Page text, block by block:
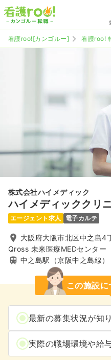
看護roo![カンゴルー] 看護roo!
株式会社ハイメディック
ハイメディッククリ
エージェント求人 電子カルテ
大阪府大阪市北区中之島
Qross 未来医療MEDセンター
中之島駅（京阪中之島線）
この施設
最新の募集状況が知
実際の職場環境や給